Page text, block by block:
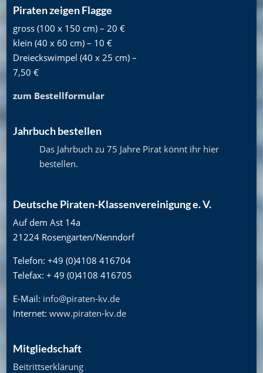
Piraten zeigen Flagge
gross (100 x 150 cm) – 20 €
klein (40 x 60 cm) – 10 €
Dreieckswimpel (40 x 25 cm) –
7,50 €
zum Bestellformular
Jahrbuch bestellen
Das Jahrbuch zu 75 Jahre Pirat könnt ihr hier
bestellen.
Deutsche Piraten-Klassenvereinigung e. V.
Auf dem Ast 14a
21224 Rosengarten/Nenndorf
Telefon: +49 (0)4108 416704
Telefax: + 49 (0)4108 416705
E-Mail: info@piraten-kv.de
Internet: www.piraten-kv.de
Mitgliedschaft
Beitrittserklärung